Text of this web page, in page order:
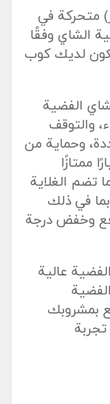
متحركة في
الشاي وفقًا⁤
لديك كوب
الفضية
لتر من الماء، والتوقف
وحماية من
ممتازًا⁢
تضم الغلاية
في ذلك
وخفض درجة
عالية
بمشروبك